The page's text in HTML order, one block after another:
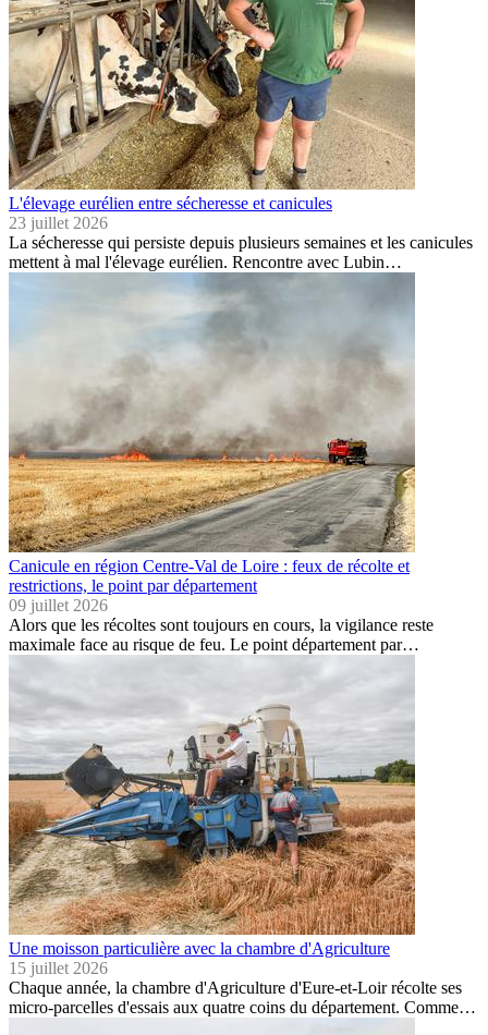
L'élevage eurélien entre sécheresse et canicules
23 juillet 2026
La sécheresse qui persiste depuis plusieurs semaines et les canicules
mettent à mal l'élevage eurélien. Rencontre avec Lubin…
Canicule en région Centre-Val de Loire : feux de récolte et
restrictions, le point par département
09 juillet 2026
Alors que les récoltes sont toujours en cours, la vigilance reste
maximale face au risque de feu. Le point département par…
Une moisson particulière avec la chambre d'Agriculture
15 juillet 2026
Chaque année, la chambre d'Agriculture d'Eure-et-Loir récolte ses
micro-parcelles d'essais aux quatre coins du département. Comme…